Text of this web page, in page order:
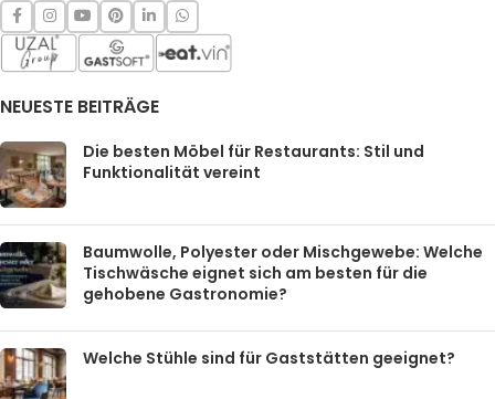
NEUESTE BEITRÄGE
Die besten Möbel für Restaurants: Stil und
Funktionalität vereint
Baumwolle, Polyester oder Mischgewebe: Welche
Tischwäsche eignet sich am besten für die
gehobene Gastronomie?
Welche Stühle sind für Gaststätten geeignet?